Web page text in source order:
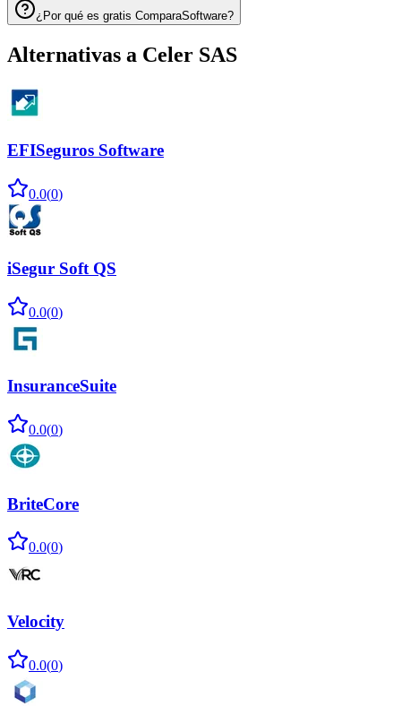
¿Por qué es gratis ComparaSoftware?
Alternativas a Celer SAS
EFISeguros Software
0.0(0)
iSegur Soft QS
0.0(0)
InsuranceSuite
0.0(0)
BriteCore
0.0(0)
Velocity
0.0(0)